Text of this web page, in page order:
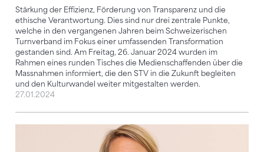
Stärkung der Effizienz, Förderung von Transparenz und die
ethische Verantwortung. Dies sind nur drei zentrale Punkte,
welche in den vergangenen Jahren beim Schweizerischen
Turnverband im Fokus einer umfassenden Transformation
gestanden sind. Am Freitag, 26. Januar 2024 wurden im
Rahmen eines runden Tisches die Medienschaffenden über die
Massnahmen informiert, die den STV in die Zukunft begleiten
und den Kulturwandel weiter mitgestalten werden.
27.01.2024
Der Schweizerische Turnverband und seine